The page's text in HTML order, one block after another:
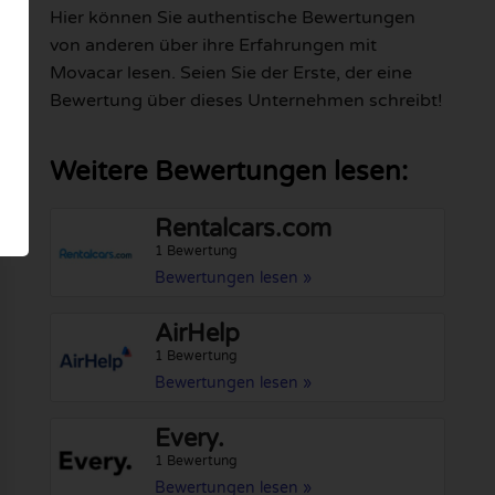
Hier können Sie authentische Bewertungen
von anderen über ihre Erfahrungen mit
Movacar lesen. Seien Sie der Erste, der eine
Bewertung über dieses Unternehmen schreibt!
Weitere Bewertungen lesen:
Rentalcars.com
1 Bewertung
Bewertungen lesen »
AirHelp
1 Bewertung
Bewertungen lesen »
Every.
1 Bewertung
Bewertungen lesen »